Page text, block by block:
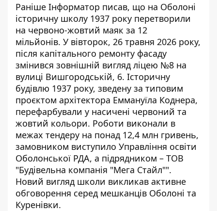
Раніше Інформатор писав, що на Оболоні
історичну школу 1937 року перетворили
на червоно-жовтий маяк за 12
мільйонів. У вівторок, 26 травня 2026 року,
після капітального ремонту фасаду
змінився зовнішній вигляд ліцею №8 на
вулиці Вишгородській, 6. Історичну
будівлю 1937 року, зведену за типовим
проєктом архітектора Еммануїла Коднера,
перефарбували у насичені червоний та
жовтий кольори. Роботи виконали в
межах тендеру на понад 12,4 млн гривень,
замовником виступило Управління освіти
Оболонської РДА, а підрядником – ТОВ
"Будівельна компанія "Мега Стайл"".
Новий вигляд школи викликав активне
обговорення серед мешканців Оболоні та
Куренівки.